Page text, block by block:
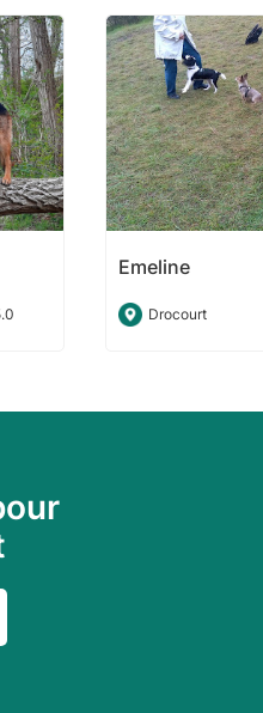
Emeline
Drocourt